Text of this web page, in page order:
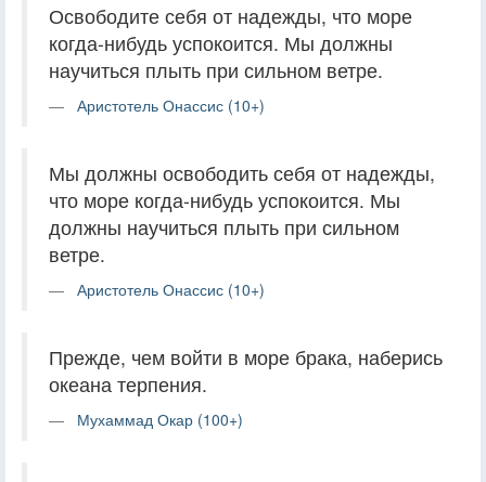
Освободите себя от надежды, что море
когда-нибудь успокоится. Мы должны
научиться плыть при сильном ветре.
Аристотель Онассис (10+)
Мы должны освободить себя от надежды,
что море когда-нибудь успокоится. Мы
должны научиться плыть при сильном
ветре.
Аристотель Онассис (10+)
Прежде, чем войти в море брака, наберись
океана терпения.
Мухаммад Окар (100+)